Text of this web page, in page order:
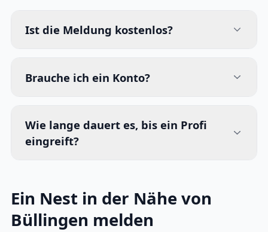
Ist die Meldung kostenlos?
Brauche ich ein Konto?
Wie lange dauert es, bis ein Profi
eingreift?
Ein Nest in der Nähe von
Büllingen melden